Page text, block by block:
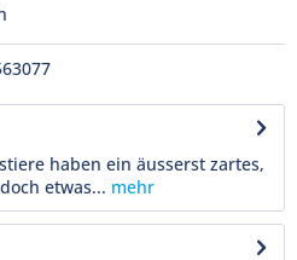
haben ein äusserst zartes,
etwas... mehr